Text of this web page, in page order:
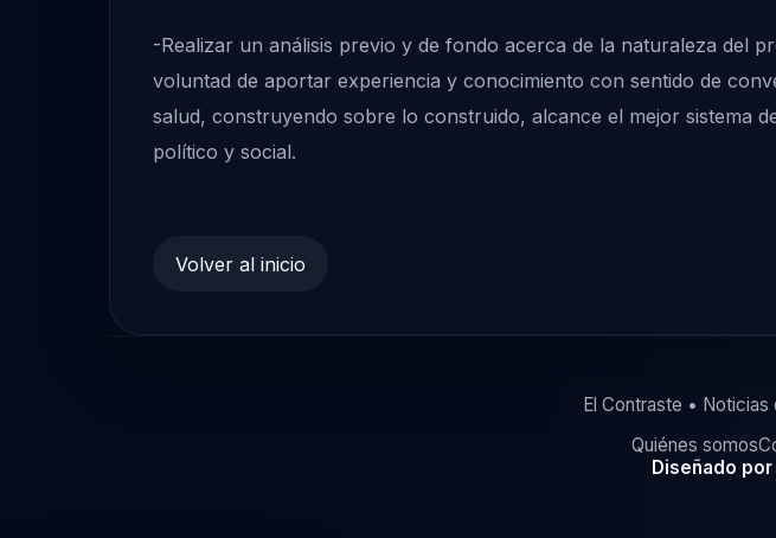
-Realizar un análisis previo y de fondo acerca de la naturaleza del
voluntad de aportar experiencia y conocimiento con sentido de
salud, construyendo sobre lo construido, alcance el mejor sistema
político y social.
Volver al inicio
El Contraste •
Quiénes somos
Diseñado